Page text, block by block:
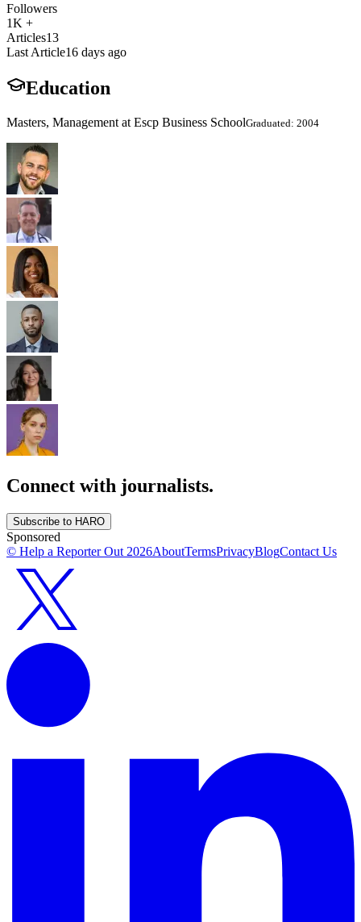
Followers
1K +
Articles13
Last Article16 days ago
Education
Masters, Management at Escp Business SchoolGraduated: 2004
Connect with journalists.
Subscribe to HARO
Sponsored
© Help a Reporter Out 2026AboutTermsPrivacyBlogContact Us